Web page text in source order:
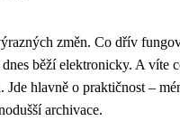
změn. Co dřív
běží elektronicky. A víte
hlavně o praktičnost –
archivace.